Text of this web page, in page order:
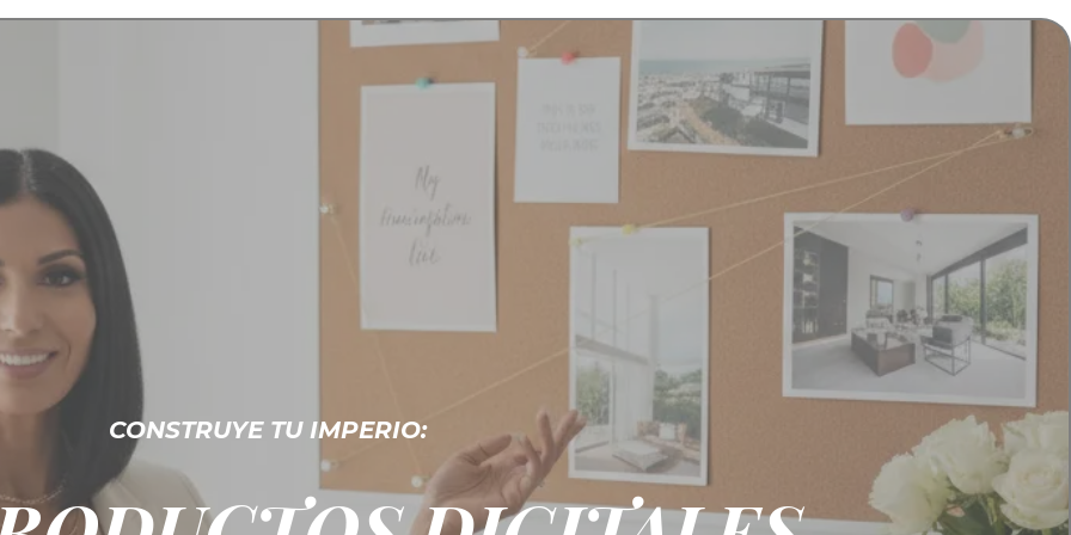
CONSTRUYE TU IMPERIO: